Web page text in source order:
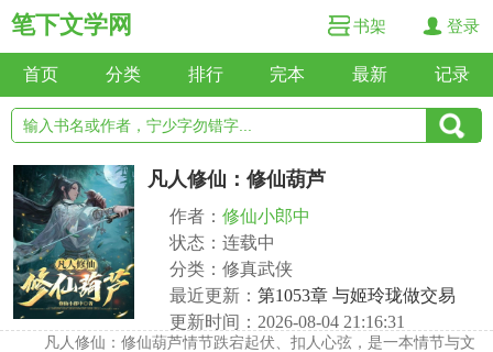
笔下文学网 书架 登录
首页 分类 排行 完本 最新 记录
凡人修仙：修仙葫芦
作者： 修仙小郎中
状态：连载中
分类：修真武侠
最近更新： 第1053章 与姬玲珑做交易
更新时间：2026-08-04 21:16:31
凡人修仙：修仙葫芦情节跌宕起伏、扣人心弦，是一本情节与文